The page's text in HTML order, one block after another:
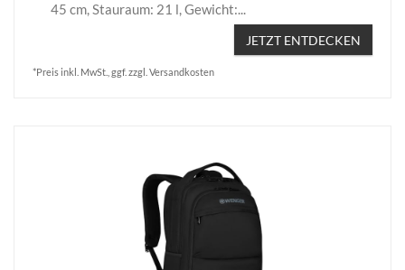
45 cm, Stauraum: 21 l, Gewicht:...
JETZT ENTDECKEN
*Preis inkl. MwSt., ggf. zzgl. Versandkosten